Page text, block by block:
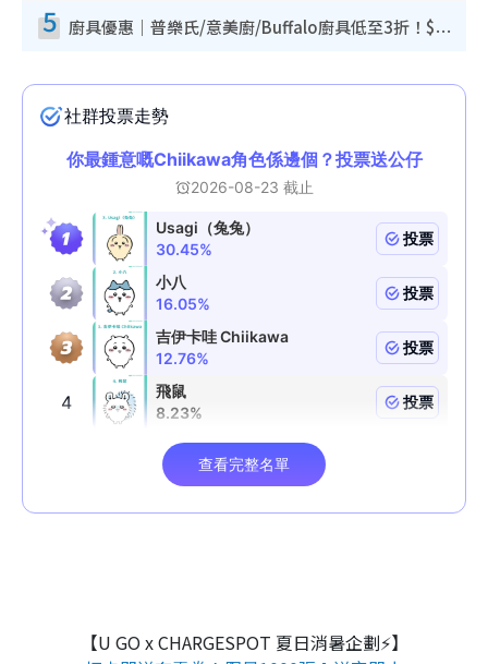
5 廚具優惠｜普樂氏/意美廚/Buffalo廚具低至3折！$89起買煎鍋／炒鑊／個人鍋 同場小家電激減至$99起
【U GO x CHARGESPOT 夏日消暑企劃⚡】